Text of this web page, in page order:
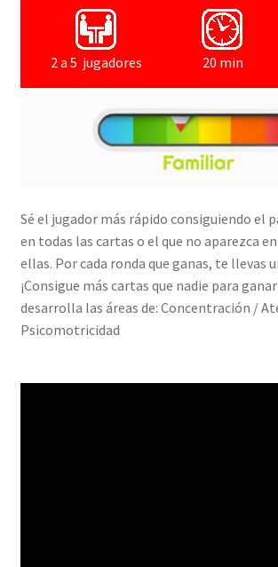
2 a 5 jugadores 20 min
Sé el jugador más rápido consiguiendo el
en todas las cartas o el que no aparezca
ellas. Por cada ronda que ganas, te llevas
¡Consigue más cartas que nadie para
desarrolla las áreas de: Concentración /
Psicomotricidad